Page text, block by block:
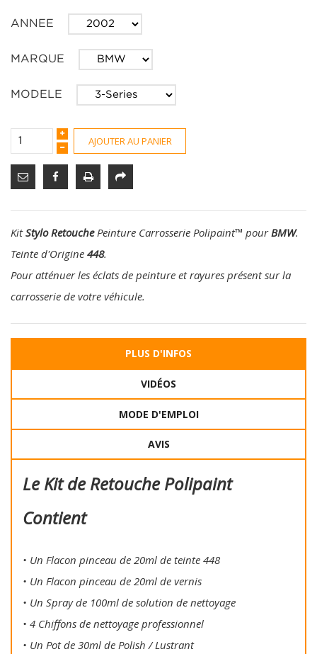
ANNEE
MARQUE
MODELE
AJOUTER AU PANIER
KitStylo RetouchePeinture Carrosserie Polipaint™ pourBMW.
Teinte d'Origine 448.
Pour atténuer les éclats de peinture et rayures présent sur la
carrosserie de votre véhicule.
PLUS D'INFOS
VIDÉOS
MODE D'EMPLOI
AVIS
Le Kit de Retouche Polipaint
Contient
• Un Flacon pinceau de 20ml de teinte 448
• Un Flacon pinceau de 20ml de vernis
• Un Spray de 100ml de solution de nettoyage
• 4 Chiffons de nettoyage professionnel
• Un Pot de 30ml de Polish / Lustrant